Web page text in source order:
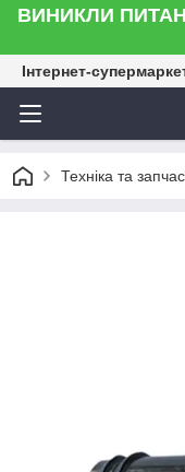
ВИНИКЛИ
Інтернет-
Техніка та